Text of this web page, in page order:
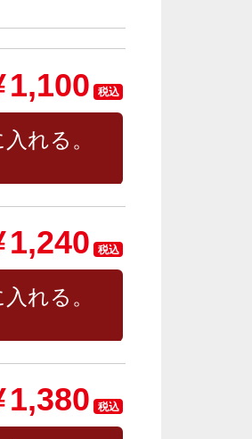
1,100 税込
れる。
1,240 税込
れる。
1,380 税込